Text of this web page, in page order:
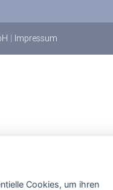
| Impressum
Cookies, um ihren